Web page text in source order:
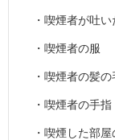
・喫煙者が吐い
・喫煙者の服
・喫煙者の髪の
・喫煙者の手指
・喫煙した部